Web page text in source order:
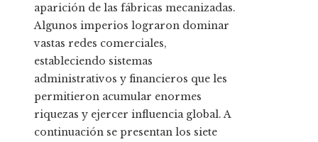
aparición de las fábricas mecanizadas.
Algunos imperios lograron dominar
vastas redes comerciales,
estableciendo sistemas
administrativos y financieros que les
permitieron acumular enormes
riquezas y ejercer influencia global. A
continuación se presentan los siete